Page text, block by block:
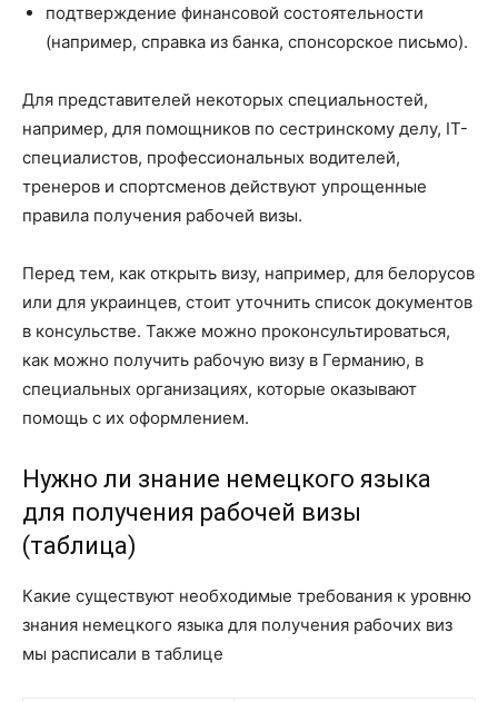
подтверждение финансовой состоятельности
(например, справка из банка, спонсорское письмо).
Для представителей некоторых специальностей,
например, для помощников по сестринскому делу, IT-
специалистов, профессиональных водителей,
тренеров и спортсменов действуют упрощенные
правила получения рабочей визы.
Перед тем, как открыть визу, например, для белорусов
или для украинцев, стоит уточнить список документов
в консульстве. Также можно проконсультироваться,
как можно получить рабочую визу в Германию, в
специальных организациях, которые оказывают
помощь с их оформлением.
Нужно ли знание немецкого языка
для получения рабочей визы
(таблица)
Какие существуют необходимые требования к уровню
знания немецкого языка для получения рабочих виз
мы расписали в таблице